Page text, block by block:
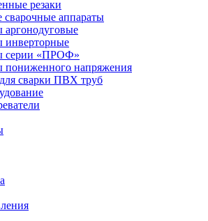
резаки
сварочные аппараты
аргонодуговые
инверторные
серии «ПРОФ»
пониженного напряжения
сварки ПВХ труб